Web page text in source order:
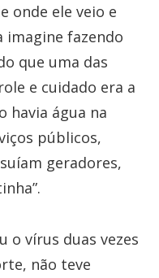
onde ele veio e
imagine fazendo
que uma das
e cuidado era a
havia água na
públicos,
geradores,
o vírus duas vezes
não teve